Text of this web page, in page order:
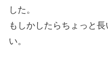
した。
もしかしたらちょっと
い。